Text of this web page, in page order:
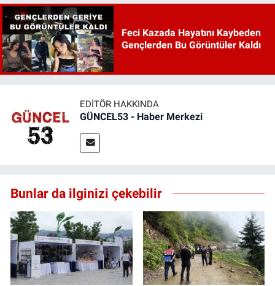
Feci Kazada Hayatını Kaybeden
Gençlerden Bu Görüntüler Kaldı
EDITÖR HAKKINDA
GÜNCEL53 - Haber Merkezi
Bunlar da ilginizi çekebilir